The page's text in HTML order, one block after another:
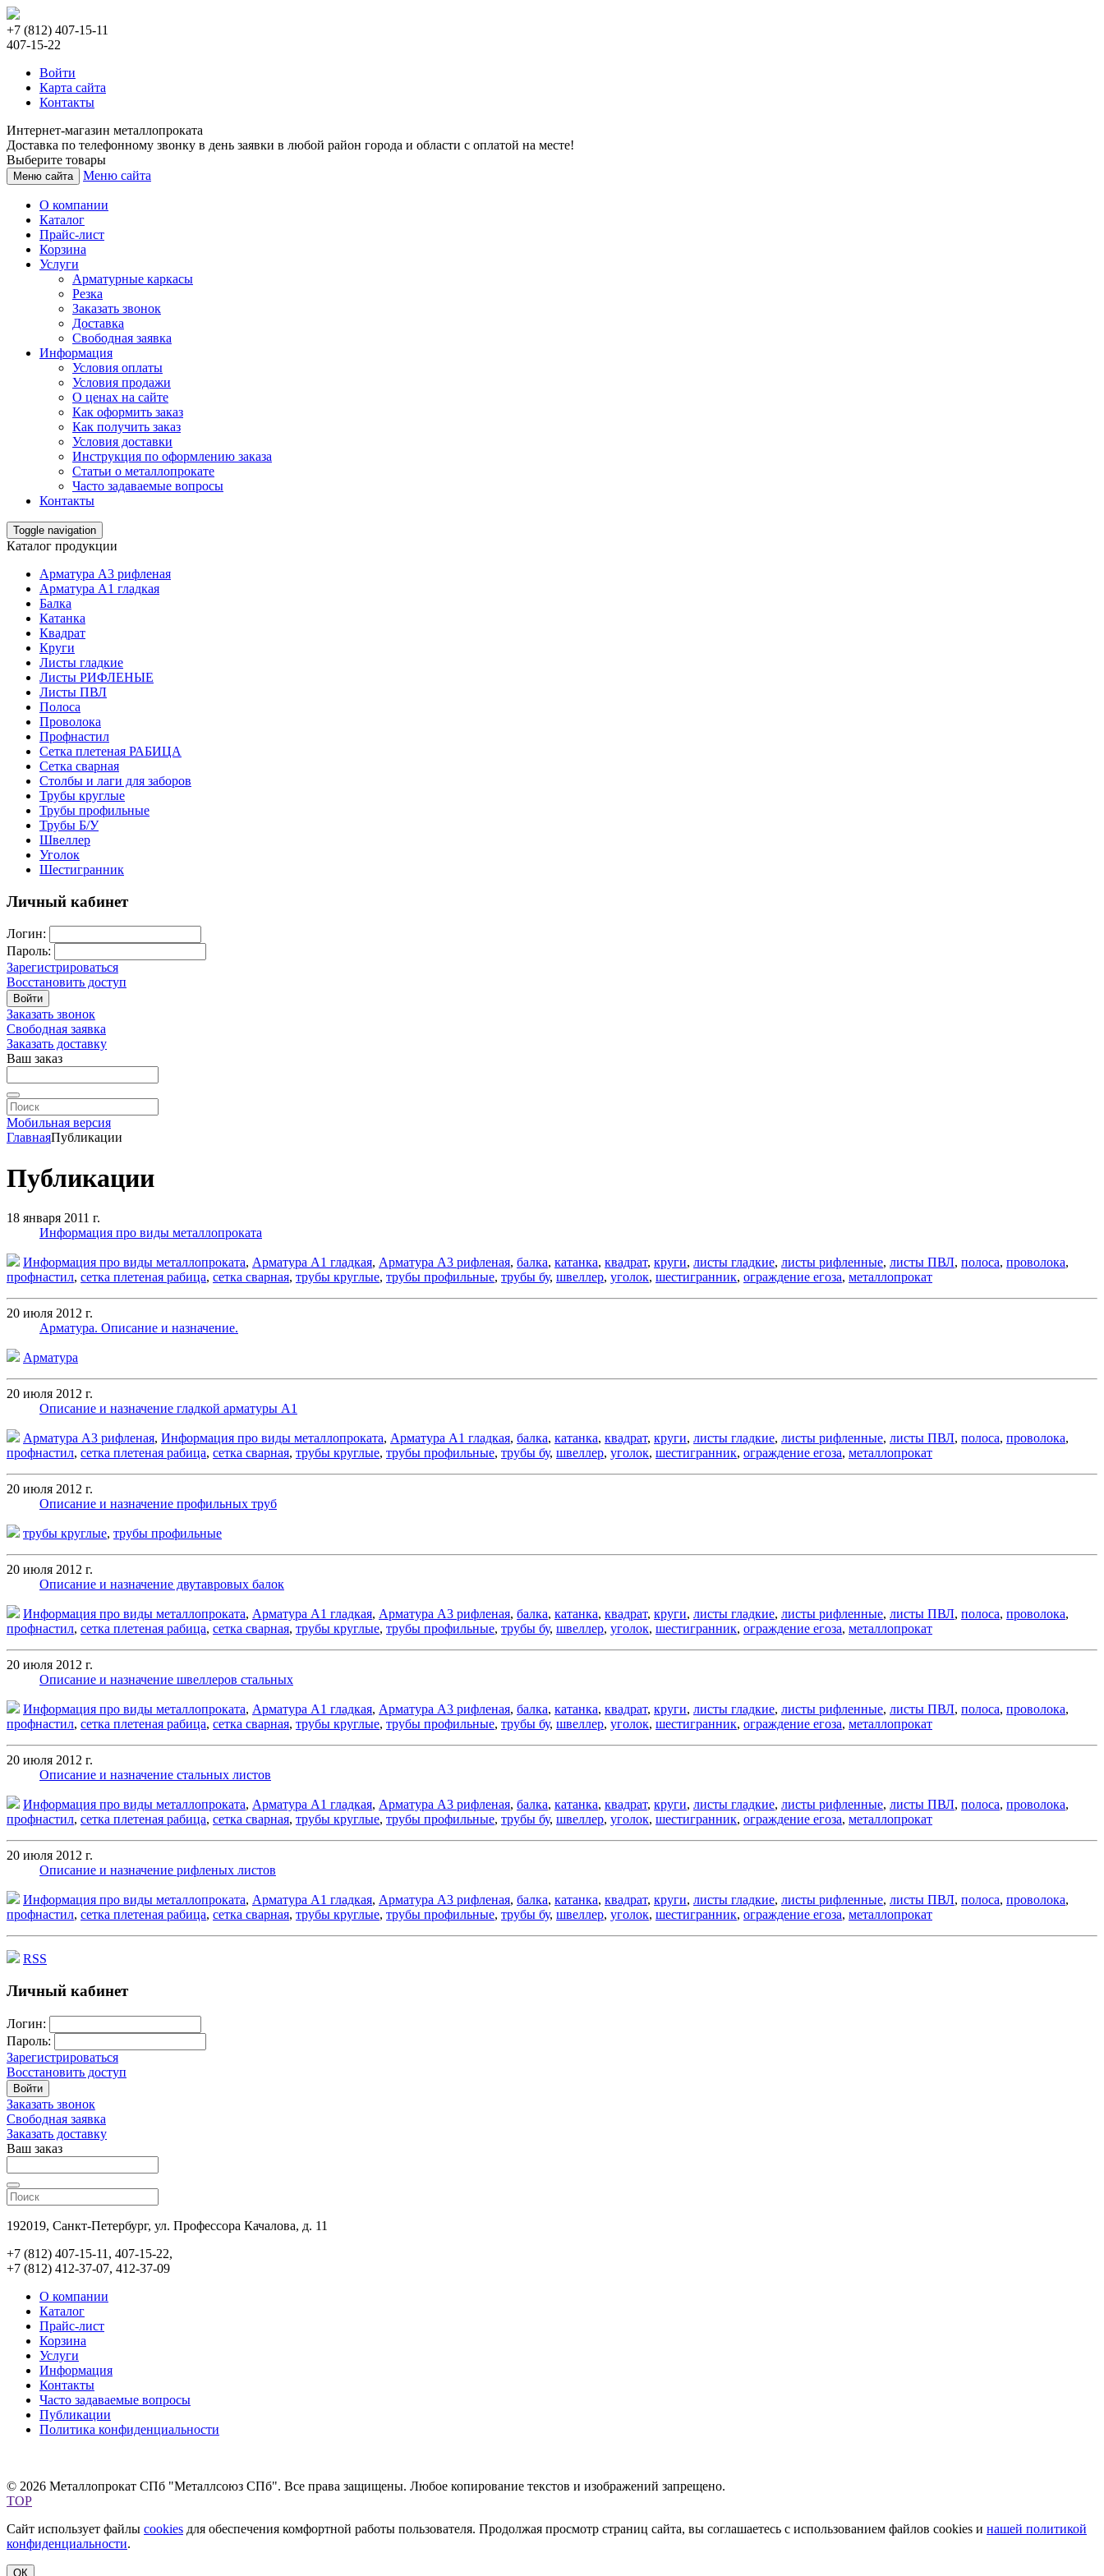
+7 (812) 407-15-11
407-15-22
Войти
Карта сайта
Контакты
Интернет-магазин металлопроката
Доставка по телефонному звонку в день заявки в любой район города и области с оплатой на месте!
Выберите товары
Меню сайта Меню сайта
О компании
Каталог
Прайс-лист
Корзина
Услуги
Арматурные каркасы
Резка
Заказать звонок
Доставка
Свободная заявка
Информация
Условия оплаты
Условия продажи
О ценах на сайте
Как оформить заказ
Как получить заказ
Условия доставки
Инструкция по оформлению заказа
Статьи о металлопрокате
Часто задаваемые вопросы
Контакты
Toggle navigation
Каталог продукции
Арматура А3 рифленая
Арматура А1 гладкая
Балка
Катанка
Квадрат
Круги
Листы гладкие
Листы РИФЛЕНЫЕ
Листы ПВЛ
Полоса
Проволока
Профнастил
Сетка плетеная РАБИЦА
Сетка сварная
Столбы и лаги для заборов
Трубы круглые
Трубы профильные
Трубы Б/У
Швеллер
Уголок
Шестигранник
Личный кабинет
Логин:
Пароль:
Зарегистрироваться
Восстановить доступ
Войти
Заказать звонок
Свободная заявка
Заказать доставку
Ваш заказ
Мобильная версия
ГлавнаяПубликации
Публикации
18 января 2011 г.
Информация про виды металлопроката
Информация про виды металлопроката, Арматура А1 гладкая, Арматура А3 рифленая, балка, катанка, квадрат, круги, листы гладкие, листы рифленные, листы ПВЛ, полоса, проволока,
профнастил, сетка плетеная рабица, сетка сварная, трубы круглые, трубы профильные, трубы бу, швеллер, уголок, шестигранник, ограждение егоза, металлопрокат
20 июля 2012 г.
Арматура. Описание и назначение.
Арматура
20 июля 2012 г.
Описание и назначение гладкой арматуры А1
Арматура А3 рифленая, Информация про виды металлопроката, Арматура А1 гладкая, балка, катанка, квадрат, круги, листы гладкие, листы рифленные, листы ПВЛ, полоса, проволока,
профнастил, сетка плетеная рабица, сетка сварная, трубы круглые, трубы профильные, трубы бу, швеллер, уголок, шестигранник, ограждение егоза, металлопрокат
20 июля 2012 г.
Описание и назначение профильных труб
трубы круглые, трубы профильные
20 июля 2012 г.
Описание и назначение двутавровых балок
Информация про виды металлопроката, Арматура А1 гладкая, Арматура А3 рифленая, балка, катанка, квадрат, круги, листы гладкие, листы рифленные, листы ПВЛ, полоса, проволока,
профнастил, сетка плетеная рабица, сетка сварная, трубы круглые, трубы профильные, трубы бу, швеллер, уголок, шестигранник, ограждение егоза, металлопрокат
20 июля 2012 г.
Описание и назначение швеллеров стальных
Информация про виды металлопроката, Арматура А1 гладкая, Арматура А3 рифленая, балка, катанка, квадрат, круги, листы гладкие, листы рифленные, листы ПВЛ, полоса, проволока,
профнастил, сетка плетеная рабица, сетка сварная, трубы круглые, трубы профильные, трубы бу, швеллер, уголок, шестигранник, ограждение егоза, металлопрокат
20 июля 2012 г.
Описание и назначение стальных листов
Информация про виды металлопроката, Арматура А1 гладкая, Арматура А3 рифленая, балка, катанка, квадрат, круги, листы гладкие, листы рифленные, листы ПВЛ, полоса, проволока,
профнастил, сетка плетеная рабица, сетка сварная, трубы круглые, трубы профильные, трубы бу, швеллер, уголок, шестигранник, ограждение егоза, металлопрокат
20 июля 2012 г.
Описание и назначение рифленых листов
Информация про виды металлопроката, Арматура А1 гладкая, Арматура А3 рифленая, балка, катанка, квадрат, круги, листы гладкие, листы рифленные, листы ПВЛ, полоса, проволока,
профнастил, сетка плетеная рабица, сетка сварная, трубы круглые, трубы профильные, трубы бу, швеллер, уголок, шестигранник, ограждение егоза, металлопрокат
RSS
Личный кабинет
Логин:
Пароль:
Зарегистрироваться
Восстановить доступ
Войти
Заказать звонок
Свободная заявка
Заказать доставку
Ваш заказ
192019, Санкт-Петербург, ул. Профессора Качалова, д. 11
+7 (812) 407-15-11, 407-15-22,
+7 (812) 412-37-07, 412-37-09
О компании
Каталог
Прайс-лист
Корзина
Услуги
Информация
Контакты
Часто задаваемые вопросы
Публикации
Политика конфиденциальности
© 2026 Металлопрокат СПб "Металлсоюз СПб". Все права защищены. Любое копирование текстов и изображений запрещено.
TOP
Сайт использует файлы cookies для обеспечения комфортной работы пользователя. Продолжая просмотр страниц сайта, вы соглашаетесь с использованием файлов cookies и нашей политикой
конфиденциальности.
ОК